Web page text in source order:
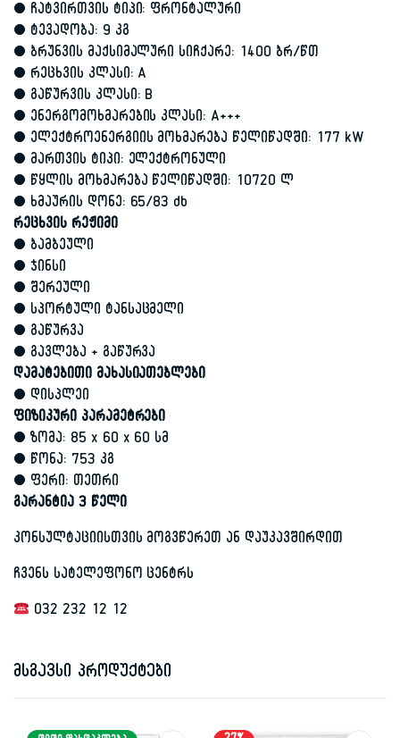
• ჩატვირთვის ტიპი: ფრონტალური
• ტევადობა: 9 კგ
• ბრუნვის მაქსიმალური სიჩქარე: 1400 ბრ/წთ
• რეცხვის კლასი: A
• გაწურვის კლასი: B
• ენერგომოხმარების კლასი: A+++
• ელექტროენერგიის მოხმარება წელიწადში: 177 kW
• მართვის ტიპი: ელექტრონული
• წყლის მოხმარება წელიწადში: 10720 ლ
• ხმაურის დონე: 65/83 db
რეცხვის რეჟიმი
• ბამბეული
• ჯინსი
• შერეული
• სპორტული ტანსაცმელი
• გაწურვა
• გავლება + გაწურვა
დამატებითი მახასიათებლები
• დისპლეი
ფიზიკური პარამეტრები
• ზომა: 85 x 60 x 60 სმ
• წონა: 753 კგ
• ფერი: თეთრი
გარანტია 3 წელი
კონსულტაციისთვის მოგვწერეთ ან დაუკავშირდით
ჩვენს სატელეფონო ცენტრს
032 232 12 12
მსგავსი პროდუქტები